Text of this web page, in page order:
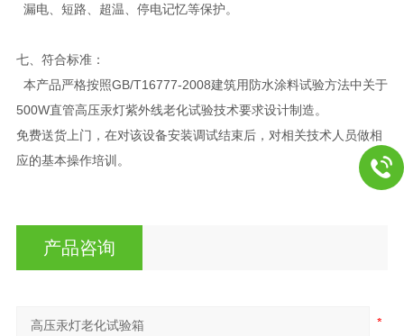
漏电、短路、超温、停电记忆等保护。
七、 符合标准：
本产品严格按照GB/T16777-2008建筑用防水涂料试验方法中关于
500W直管高压汞灯紫外线老化试验技术要求设计制造。
免费送货上门，在对该设备安装调试结束后，对相关技术人员做相
应的基本操作培训。
产品咨询